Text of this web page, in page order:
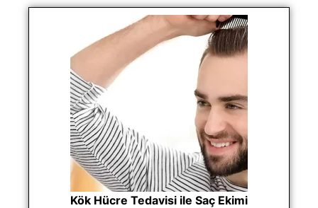
Kök Hücre Tedavisi ile Saç Ekimi